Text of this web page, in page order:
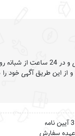
وب سایت تبلیغات گستر این امکان را فراهم کرده است
و از این طریق آگهی خود
تمام حقوق این وب سایت برای تبلیغات گستر محفوظ می باشد. طبق ماده 3 آیین نامه
عهده سفارش